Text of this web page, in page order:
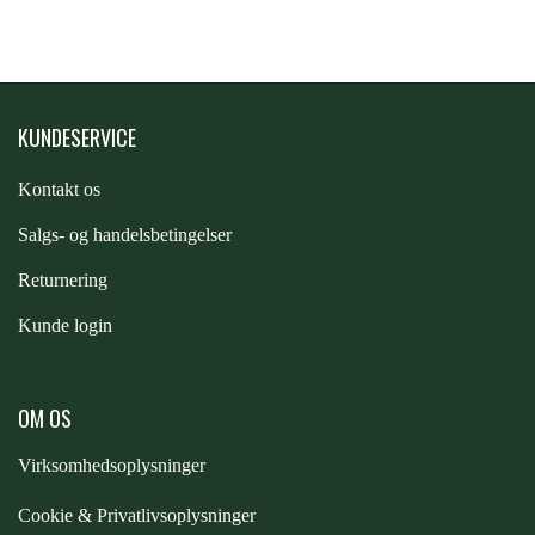
PREMIER EQUINE GROOMING & STALD
PREMIER EQUINE RYTTER
LIKIT
RACING TACK
KUNDESERVICE
Kontakt os
Salgs- og handelsbetingelser
Returnering
Kunde login
OM OS
Virksomhedsoplysninger
Cookie & Privatlivsoplysninger